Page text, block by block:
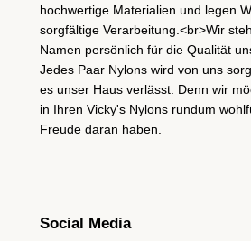
hochwertige Materialien und legen
sorgfältige Verarbeitung.<br>Wir
Namen persönlich für die Qualität
Jedes Paar Nylons wird von uns
es unser Haus verlässt. Denn wir
in Ihren Vicky's Nylons rundum
Freude daran haben.
Social Media